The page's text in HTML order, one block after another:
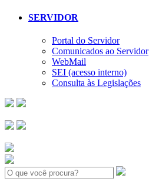
SERVIDOR
Portal do Servidor
Comunicados ao Servidor
WebMail
SEI (acesso interno)
Consulta às Legislações
Search: